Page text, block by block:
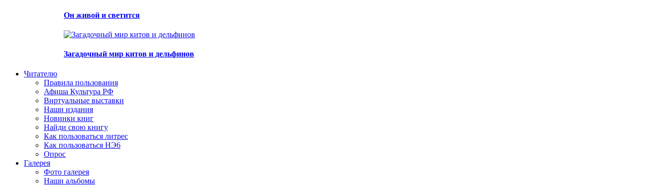
Он живой и светится
Загадочный мир китов и дельфинов
Читателю
Правила пользования
Афиша Культура РФ
Виртуальные выставки
Наши издания
Новинки книг
Найди свою книгу
Как пользоваться литрес
Как пользоваться НЭ6
Опрос
Галерея
Фото галерея
Наши альбомы